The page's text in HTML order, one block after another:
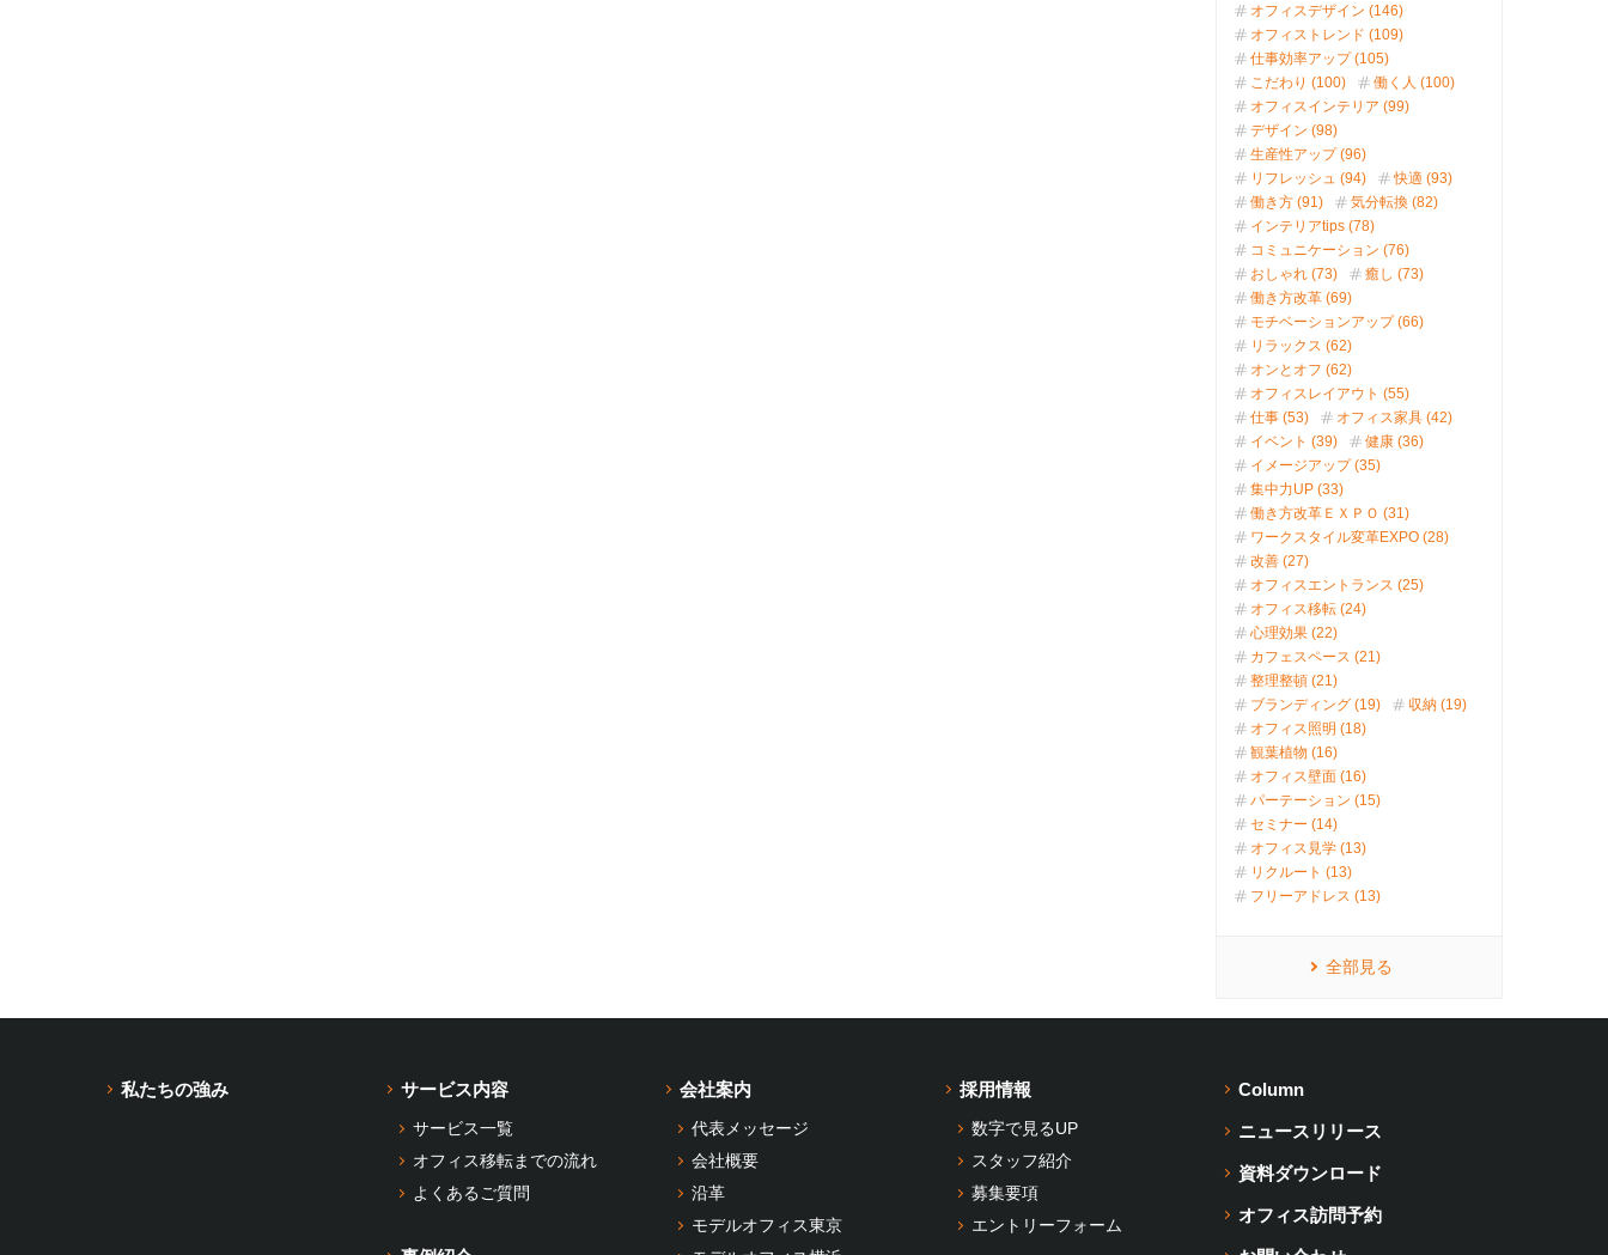
オフィスデザイン (146)
オフィストレンド (109)
仕事効率アップ (105)
こだわり (100)
働く人 (100)
オフィスインテリア (99)
デザイン (98)
生産性アップ (96)
リフレッシュ (94)
快適 (93)
働き方 (91)
気分転換 (82)
インテリアtips (78)
コミュニケーション (76)
おしゃれ (73)
癒し (73)
働き方改革 (69)
モチベーションアップ (66)
リラックス (62)
オンとオフ (62)
オフィスレイアウト (55)
仕事 (53)
オフィス家具 (42)
イベント (39)
健康 (36)
イメージアップ (35)
集中力UP (33)
働き方改革ＥＸＰＯ (31)
ワークスタイル変革EXPO (28)
改善 (27)
オフィスエントランス (25)
オフィス移転 (24)
心理効果 (22)
カフェスペース (21)
整理整頓 (21)
ブランディング (19)
収納 (19)
オフィス照明 (18)
観葉植物 (16)
オフィス壁面 (16)
パーテーション (15)
セミナー (14)
オフィス見学 (13)
リクルート (13)
フリーアドレス (13)
全部見る
私たちの強み サービス内容
サービス一覧
オフィス移転までの流れ
よくあるご質問
会社案内
代表メッセージ
会社概要
沿革
モデルオフィス東京
採用情報
数字で見るUP
スタッフ紹介
募集要項
エントリーフォーム
Column
ニュースリリース
資料ダウンロード
オフィス訪問予約